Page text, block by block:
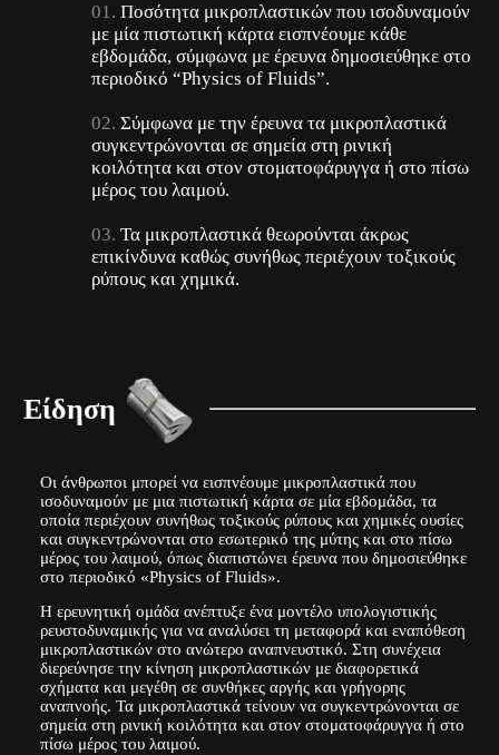
Ποσότητα μικροπλαστικών που ισοδυναμούν
με μία πιστωτική κάρτα εισπνέουμε κάθε
εβδομάδα, σύμφωνα με έρευνα δημοσιεύθηκε στο
περιοδικό “Physics of Fluids”.
Σύμφωνα με την έρευνα τα μικροπλαστικά
συγκεντρώνονται σε σημεία στη ρινική
κοιλότητα και στον στοματοφάρυγγα ή στο πίσω
μέρος του λαιμού.
Τα μικροπλαστικά θεωρούνται άκρως
επικίνδυνα καθώς συνήθως περιέχουν τοξικούς
ρύπους και χημικά.
Είδηση
Οι άνθρωποι μπορεί να εισπνέουμε μικροπλαστικά που
ισοδυναμούν με μια πιστωτική κάρτα σε μία εβδομάδα, τα
οποία περιέχουν συνήθως τοξικούς ρύπους και χημικές ουσίες
και συγκεντρώνονται στο εσωτερικό της μύτης και στο πίσω
μέρος του λαιμού, όπως διαπιστώνει έρευνα που δημοσιεύθηκε
στο περιοδικό «Physics of Fluids».
Η ερευνητική ομάδα ανέπτυξε ένα μοντέλο υπολογιστικής
ρευστοδυναμικής για να αναλύσει τη μεταφορά και εναπόθεση
μικροπλαστικών στο ανώτερο αναπνευστικό. Στη συνέχεια
διερεύνησε την κίνηση μικροπλαστικών με διαφορετικά
σχήματα και μεγέθη σε συνθήκες αργής και γρήγορης
αναπνοής. Τα μικροπλαστικά τείνουν να συγκεντρώνονται σε
σημεία στη ρινική κοιλότητα και στον στοματοφάρυγγα ή στο
πίσω μέρος του λαιμού.